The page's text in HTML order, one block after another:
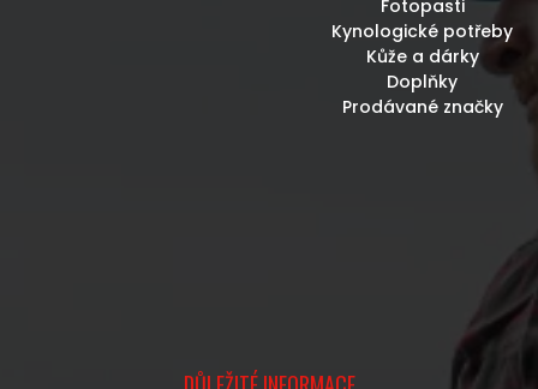
Fotopasti
Kynologické potřeby
Kůže a dárky
Doplňky
Prodávané značky